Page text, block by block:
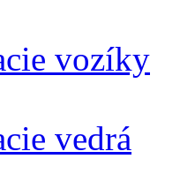
vozíky
vedrá